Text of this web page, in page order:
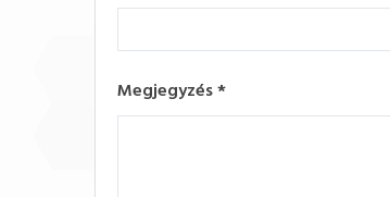
Megjegyzés*